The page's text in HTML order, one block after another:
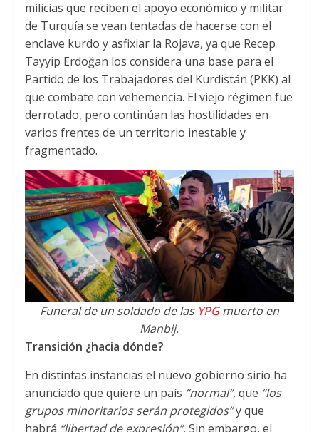
milicias que reciben el apoyo económico y militar
de Turquía se vean tentadas de hacerse con el
enclave kurdo y asfixiar la Rojava, ya que Recep
Tayyip Erdoğan los considera una base para el
Partido de los Trabajadores del Kurdistán (PKK) al
que combate con vehemencia. El viejo régimen fue
derrotado, pero continúan las hostilidades en
varios frentes de un territorio inestable y
fragmentado.
Funeral de un soldado de las YPGmuerto en
Manbij.
Transición ¿hacia dónde?
En distintas instancias el nuevo gobierno sirio ha
anunciado que quiere un país “normal”,que “los
grupos minoritarios serán protegidos”y que
habrá “libertad de expresión”.Sin embargo, el